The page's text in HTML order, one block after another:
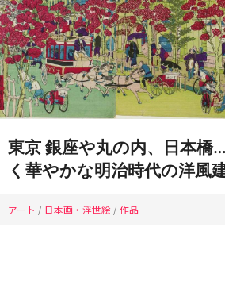
東京 銀座や丸の内、日本橋
く華やかな明治時代の洋風
アート / 日本画・浮世絵 /作品